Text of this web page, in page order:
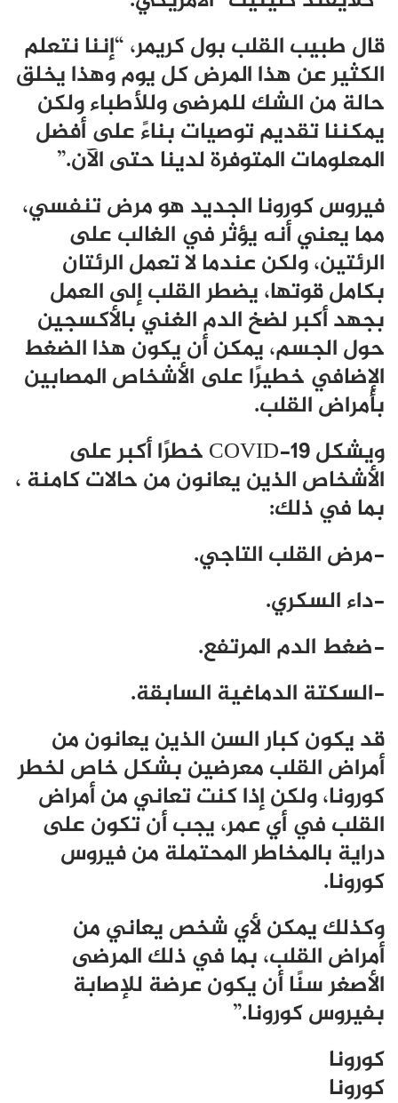
قال طبيب القلب بول كريمر، “إننا نتعلم
الكثير عن هذا المرض كل يوم وهذا يخلق
حالة من الشك للمرضى وللأطباء ولكن
يمكننا تقديم توصيات بناءً على أفضل
المعلومات المتوفرة لدينا حتى الآن.”
فيروس كورونا الجديد هو مرض تنفسي،
مما يعني أنه يؤثر في الغالب على
الرئتين، ولكن عندما لا تعمل الرئتان
بكامل قوتها، يضطر القلب إلى العمل
بجهد أكبر لضخ الدم الغني بالأكسجين
حول الجسم، يمكن أن يكون هذا الضغط
الإضافي خطيرًا على الأشخاص المصابين
بأمراض القلب.
ويشكل COVID-19 خطرًا أكبر على
الأشخاص الذين يعانون من حالات كامنة ،
بما في ذلك:
-مرض القلب التاجي.
-داء السكري.
-ضغط الدم المرتفع.
-السكتة الدماغية السابقة.
قد يكون كبار السن الذين يعانون من
أمراض القلب معرضين بشكل خاص لخطر
كورونا، ولكن إذا كنت تعاني من أمراض
القلب في أي عمر، يجب أن تكون على
دراية بالمخاطر المحتملة من فيروس
كورونا.
وكذلك يمكن لأي شخص يعاني من
أمراض القلب، بما في ذلك المرضى
الأصغر سنًا أن يكون عرضة للإصابة
بفيروس كورونا.”
كورونا
كورونا